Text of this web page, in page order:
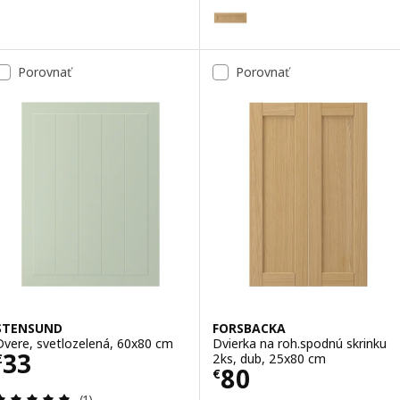
Voliteľné: FORSBACKA, Čelo
Voliteľné: FORSBACKA, Čelo
Voliteľné: FORSBACKA, Čelo
Voliteľné: FORSBACKA, Čelo
Porovnať
svetlozelená, 60x80 cm
33 € 33
Porovnať
FORSBACKA
Dvierka na roh.spodnú skrinku
2ks, dub, 25x80 cm
€80
Cena € 80